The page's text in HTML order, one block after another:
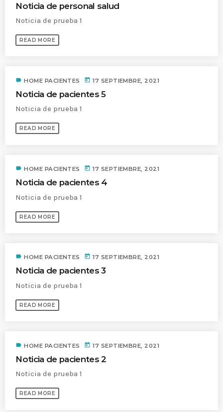
Noticia de personal salud
Noticia de prueba 1
READ MORE
label HOME PACIENTES today 17 SEPTIEMBRE, 2021
Noticia de pacientes 5
Noticia de prueba 1
READ MORE
label HOME PACIENTES today 17 SEPTIEMBRE, 2021
Noticia de pacientes 4
Noticia de prueba 1
READ MORE
label HOME PACIENTES today 17 SEPTIEMBRE, 2021
Noticia de pacientes 3
Noticia de prueba 1
READ MORE
label HOME PACIENTES today 17 SEPTIEMBRE, 2021
Noticia de pacientes 2
Noticia de prueba 1
READ MORE